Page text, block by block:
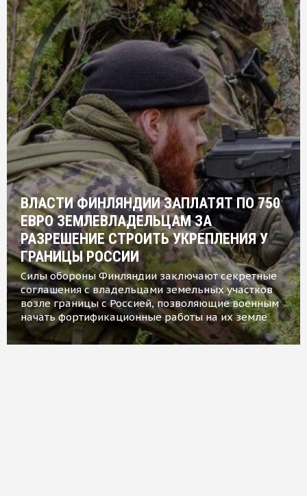
ВЛАСТИ ФИНЛЯНДИИ ЗАПЛАТЯТ ПО 750
ЕВРО ЗЕМЛЕВЛАДЕЛЬЦАМ ЗА
РАЗРЕШЕНИЕ СТРОИТЬ УКРЕПЛЕНИЯ У
ГРАНИЦЫ РОССИИ
Силы обороны Финляндии заключают секретные
соглашения с владельцами земельных участков
возле границы с Россией, позволяющие военным
начать фортификационные работы на их земле